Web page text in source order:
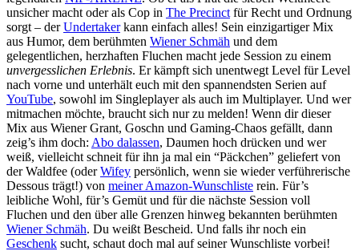
unsicher macht oder als Cop in The Precinct für Recht und Ordnung
sorgt – derUndertakerkann einfach alles! Sein einzigartiger Mix
aus Humor, dem berühmten Wiener Schmäh und dem
gelegentlichen, herzhaften Fluchen macht jede Session zu einem
unvergesslichen Erlebnis. Er kämpft sich unentwegt Level für Level
nach vorne und unterhält euch mit den spannendsten Serien auf
YouTube, sowohl im Singleplayer als auch im Multiplayer. Und wer
mitmachen möchte, braucht sich nur zu melden! Wenn dir dieser
Mix aus Wiener Grant, Goschn und Gaming-Chaos gefällt, dann
zeig’s ihm doch: Abo dalassen, Daumen hoch drücken und wer
weiß, vielleicht schneit für ihn ja mal ein “Päckchen” geliefert von
der Waldfee (oderWifey persönlich, wenn sie wieder verführerische
Dessous trägt!) von meiner Amazon-Wunschliste rein. Für’s
leibliche Wohl, für’s Gemüt und für die nächste Session voll
Fluchen und den über alle Grenzen hinweg bekannten berühmten
Wiener Schmäh. Du weißt Bescheid. Und falls ihr noch ein
Geschenk sucht, schaut doch mal auf seiner Wunschliste vorbei!